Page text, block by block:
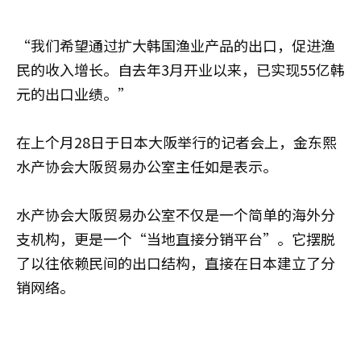
“我们希望通过扩大韩国渔业产品的出口，促进渔
民的收入增长。自去年3月开业以来，已实现55亿韩
元的出口业绩。”
在上个月28日于日本大阪举行的记者会上，金东熙
水产协会大阪贸易办公室主任如是表示。
水产协会大阪贸易办公室不仅是一个简单的海外分
支机构，更是一个“当地直接分销平台”。它摆脱
了以往依赖民间的出口结构，直接在日本建立了分
销网络。